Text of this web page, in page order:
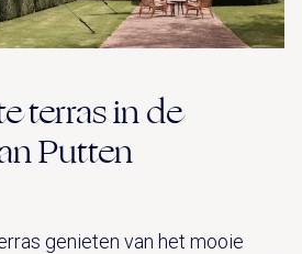
terras in de
Putten
genieten van het mooie